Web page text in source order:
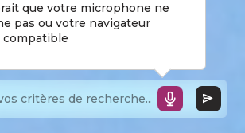
que votre microphone ne
pas ou votre navigateur
compatible